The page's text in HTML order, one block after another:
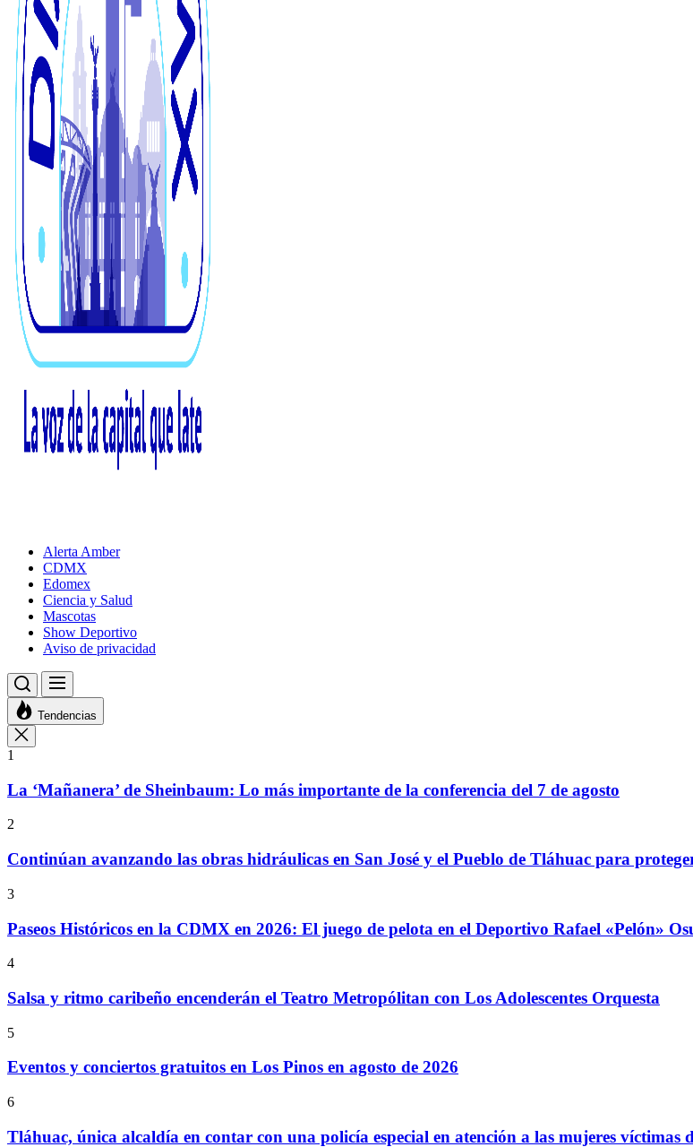
Alerta Amber
CDMX
Edomex
Ciencia y Salud
Mascotas
Show Deportivo
Aviso de privacidad
Tendencias
1
La ‘Mañanera’ de Sheinbaum: Lo más importante de la conferencia del 7 de agosto
2
Continúan avanzando las obras hidráulicas en San José y el Pueblo de Tláhuac para
3
Paseos Históricos en la CDMX en 2026: El juego de pelota en el Deportivo Rafael «Pelón»
4
Salsa y ritmo caribeño encenderán el Teatro Metropólitan con Los Adolescentes Orquesta
5
Eventos y conciertos gratuitos en Los Pinos en agosto de 2026
6
Tláhuac, única alcaldía en contar con una policía especial en atención a las mujeres víctimas